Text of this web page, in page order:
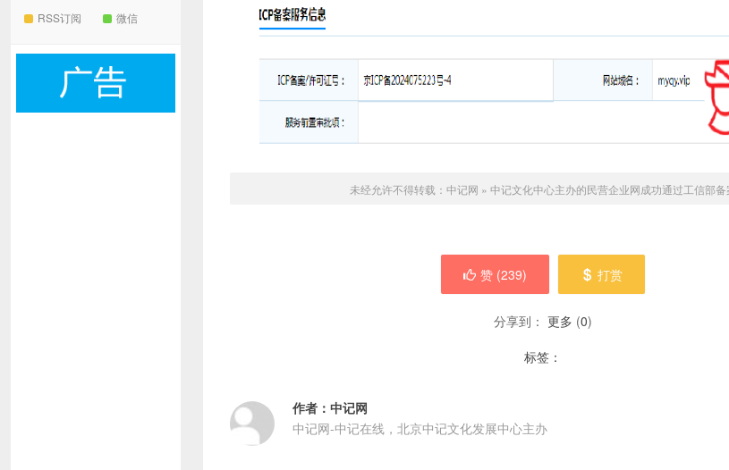
RSS订阅
微信
未经允许不得转载： 中记网 » 中记文化中心主办的民营企业网成功通过工信部备
赞 (239) 打赏
分享到： 更多 (0)
标签：
作者： 中记网
中记网-中记在线，北京中记文化发展中心主办